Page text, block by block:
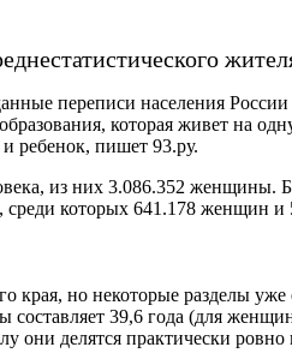
переписи населения
которая живет на
ребенок, пишет 93.ру.
из них 3.086.352 женщины.
среди которых 641.178 женщин
края, но некоторые разделы
составляет 39,6 года (для
они делятся практически